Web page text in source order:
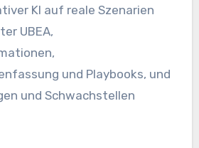
KI auf reale Szenarien
UBEA,
und Playbooks, und
und Schwachstellen